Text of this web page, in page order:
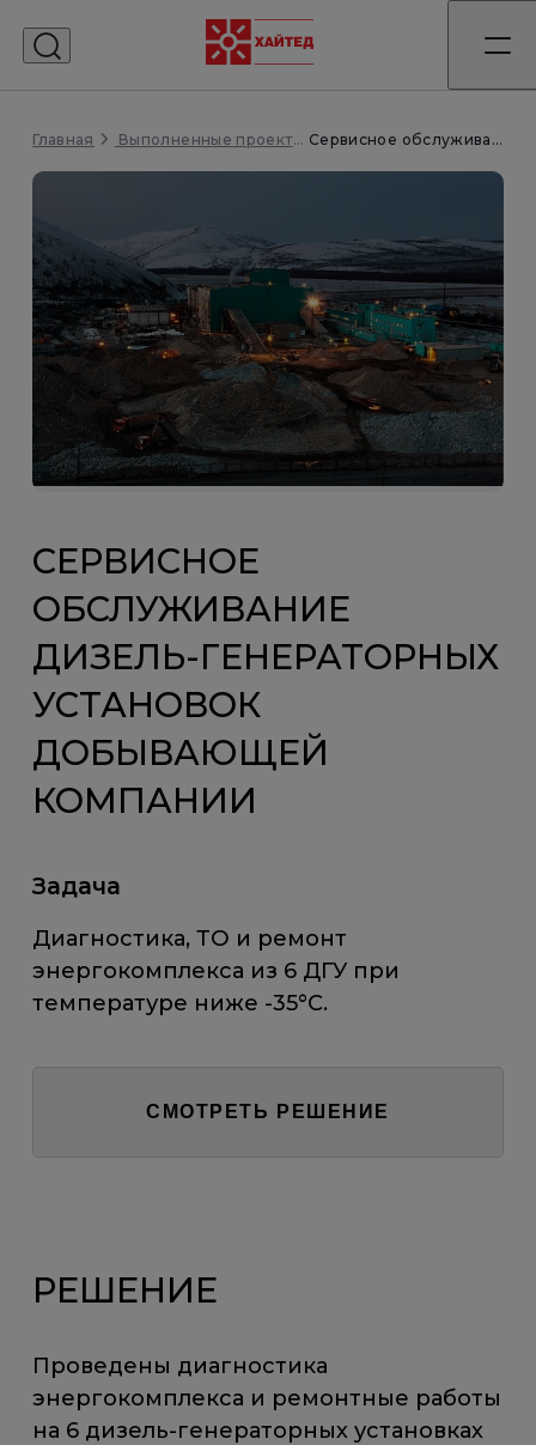
Главная Выполненные проекты Сервисное обслуживание дизель-генераторных установок добывающей компании
СЕРВИСНОЕ
ОБСЛУЖИВАНИЕ
ДИЗЕЛЬ-ГЕНЕРАТОРНЫХ
УСТАНОВОК
ДОБЫВАЮЩЕЙ
КОМПАНИИ
Задача
Диагностика, ТО и ремонт
энергокомплекса из 6 ДГУ при
температуре ниже -35°С.
СМОТРЕТЬ РЕШЕНИЕ
РЕШЕНИЕ
Проведены диагностика
энергокомплекса и ремонтные работы
на 6 дизель-генераторных установках